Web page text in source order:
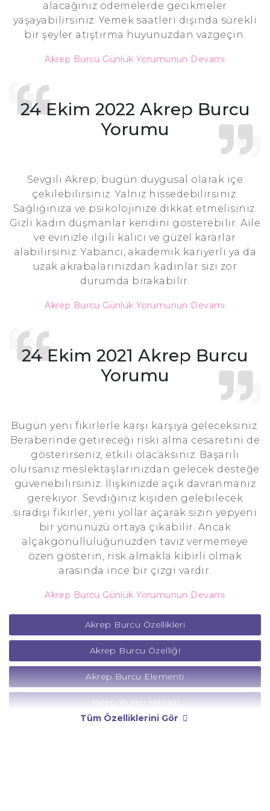
alacağınız ödemelerde gecikmeler
yaşayabilirsiniz. Yemek saatleri dışında sürekli
bir şeyler atıştırma huyunuzdan vazgeçin.
Akrep Burcu Günlük Yorumunun Devamı
24 Ekim 2022 Akrep Burcu
Yorumu
Sevgili Akrep; bugün duygusal olarak içe
çekilebilirsiniz. Yalnız hissedebilirsiniz.
Sağlığınıza ve psikolojinize dikkat etmelisiniz.
Gizli kadın düşmanlar kendini gösterebilir. Aile
ve evinizle ilgili kalıcı ve güzel kararlar
alabilirsiniz. Yabancı, akademik kariyerli ya da
uzak akrabalarınızdan kadınlar sizi zor
durumda bırakabilir.
Akrep Burcu Günlük Yorumunun Devamı
24 Ekim 2021 Akrep Burcu
Yorumu
Bugün yeni fikirlerle karşı karşıya geleceksiniz.
Beraberinde getireceği riski alma cesaretini de
gösterirseniz, etkili olacaksınız. Başarılı
olursanız meslektaşlarınızdan gelecek desteğe
güvenebilirsiniz. İlişkinizde açık davranmanız
gerekiyor. Sevdiğiniz kişiden gelebilecek
sıradışı fikirler, yeni yollar açarak sizin yepyeni
bir yönünüzü ortaya çıkabilir. Ancak
alçakgönüllülüğünüzden taviz vermemeye
özen gösterin, risk almakla kibirli olmak
arasında ince bir çizgi vardır.
Akrep Burcu Günlük Yorumunun Devamı
Akrep Burcu Özellikleri
Akrep Burcu Özelliği
Akrep Burcu Elementi
Akrep Burcu Niteliği
Tüm Özelliklerini Gör